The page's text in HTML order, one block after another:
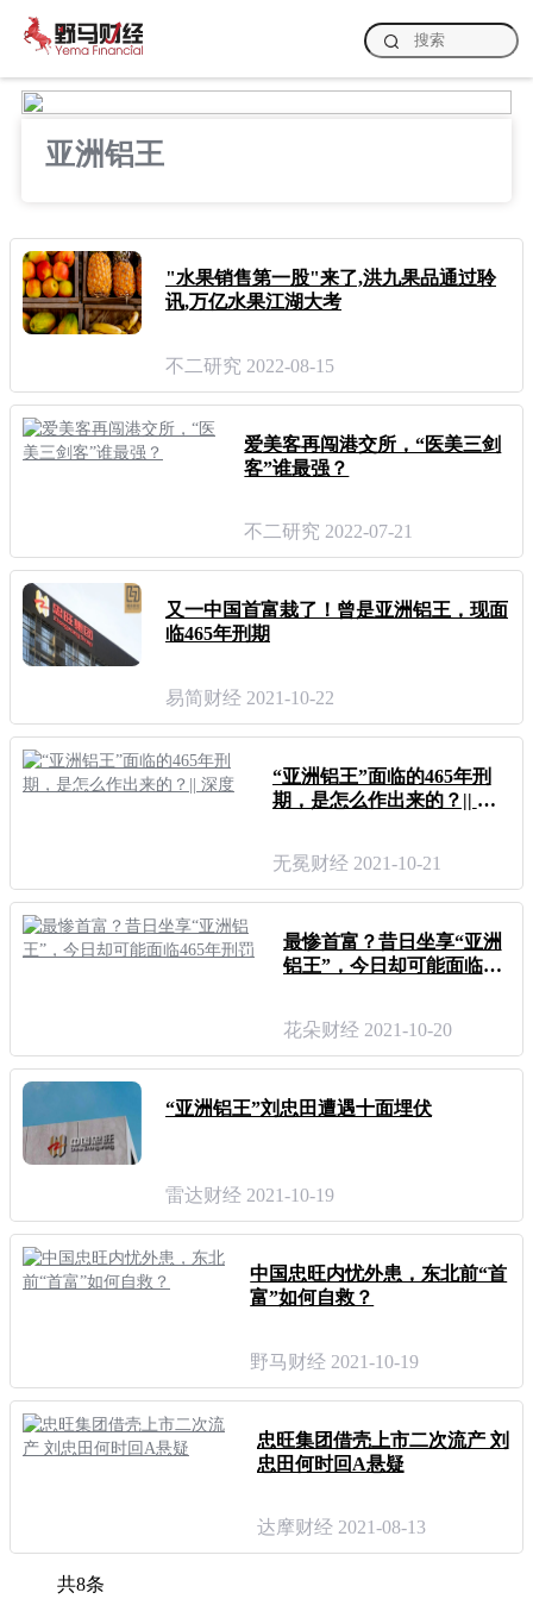
亚洲铝王
"水果销售第一股"来了,洪九果品通过聆
讯,万亿水果江湖大考
不二研究 2022-08-15
爱美客再闯港交所，“医美三剑
客”谁最强？
不二研究 2022-07-21
又一中国首富栽了！曾是亚洲铝王，现面
临465年刑期
易简财经 2021-10-22
“亚洲铝王”面临的465年刑
期，是怎么作出来的？|| 深
无冕财经 2021-10-21
最惨首富？昔日坐享“亚洲
铝王”，今日却可能面临46
花朵财经 2021-10-20
“亚洲铝王”刘忠田遭遇十面埋伏
雷达财经 2021-10-19
中国忠旺内忧外患，东北前“首
富”如何自救？
野马财经 2021-10-19
忠旺集团借壳上市二次流产 刘
忠田何时回A悬疑
达摩财经 2021-08-13
共8条